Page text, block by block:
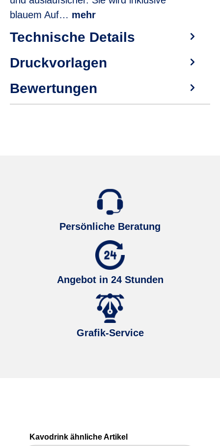
blauem Auf… mehr
Technische Details
Druckvorlagen
Bewertungen
Persönliche Beratung
Angebot in 24 Stunden
Grafik-Service
Produktgalerie überspringen
Kavodrink ähnliche Artikel